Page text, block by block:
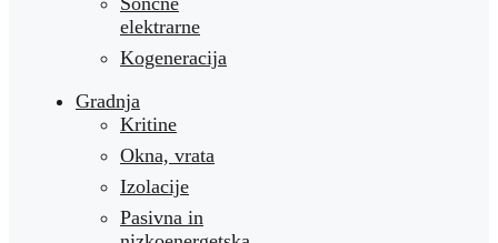
elektrarne
Kogeneracija
Gradnja
Kritine
Okna, vrata
Izolacije
Pasivna in